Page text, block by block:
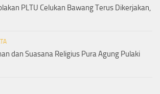
PLTU Celukan Bawang Terus Dikerjakan,
dan Suasana Religius Pura Agung Pulaki